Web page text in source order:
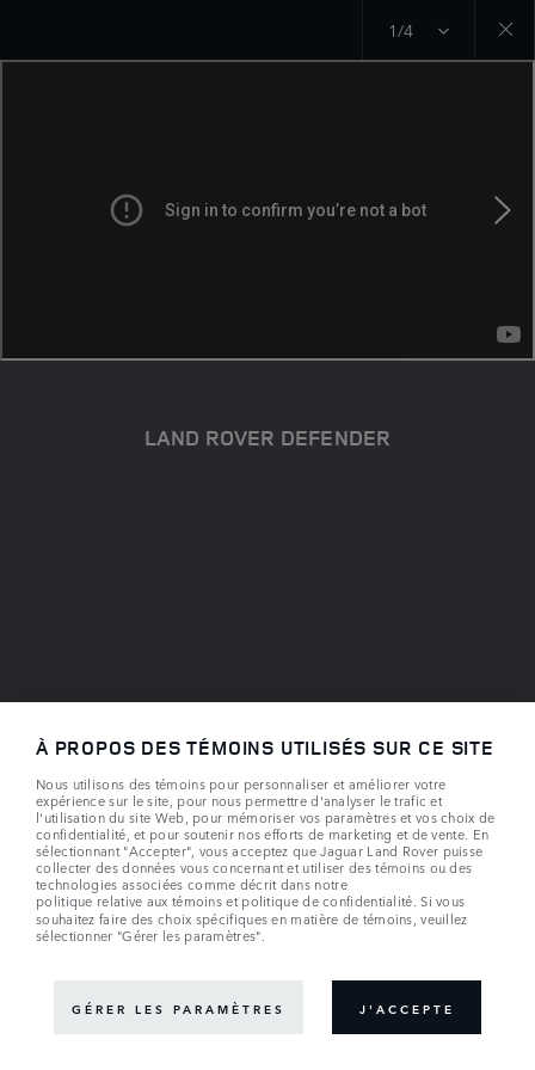
1/4
Close
LAND ROVER DEFENDER
À PROPOS DES TÉMOINS UTILISÉS SUR CE SITE
Nous utilisons des témoins pour personnaliser et améliorer votre
expérience sur le site, pour nous permettre d'analyser le trafic et
l'utilisation du site Web, pour mémoriser vos paramètres et vos choix de
confidentialité, et pour soutenir nos efforts de marketing et de vente. En
sélectionnant "Accepter", vous acceptez que Jaguar Land Rover puisse
collecter des données vous concernant et utiliser des témoins ou des
technologies associées comme décrit dans notre
politique relative aux témoinsetpolitique de confidentialité. Si vous
souhaitez faire des choix spécifiques en matière de témoins, veuillez
sélectionner "Gérer les paramètres".
GÉRER LES PARAMÈTRES J'ACCEPTE